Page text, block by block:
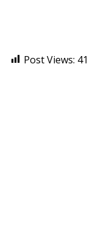
Post Views: